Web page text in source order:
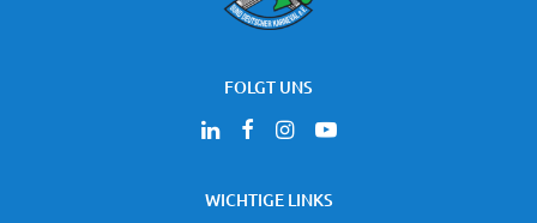
FOLGT UNS
WICHTIGE LINKS